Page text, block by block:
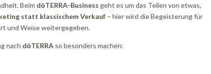
Beim dōTERRA-Business geht es um das Teilen von etwas,
statt klassischem Verkauf – hier wird die Begeisterung für
und Weise weitergegeben.
nach dōTERRA so besonders machen: